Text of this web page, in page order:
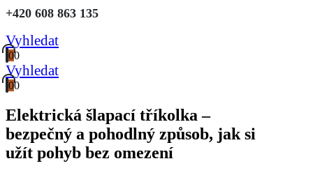
+420 608 863 135
Vyhledat
00
Vyhledat
00
Elektrická šlapací tříkolka –
bezpečný a pohodlný způsob, jak si
užít pohyb bez omezení